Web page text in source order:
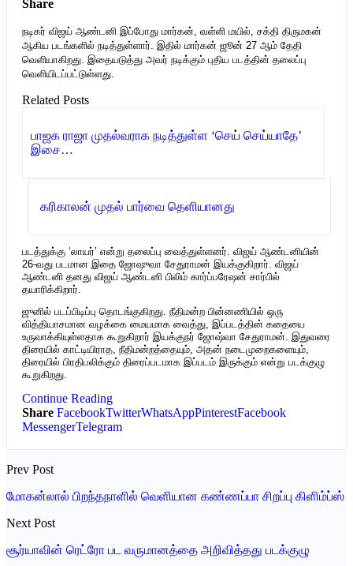
Share
நடிகர் விஜய் ஆண்டனி இப்போது மார்கன், வள்ளி மயில், சக்தி திருமகன்
ஆகிய படங்களில் நடித்துள்ளார். இதில் மார்கன் ஜூன் 27 ஆம் தேதி
வெளியாகிறது. இதையடுத்து அவர் நடிக்கும் புதிய படத்தின் தலைப்பு
வெளியிடப்பட்டுள்ளது.
Related Posts
பாஜக ராஜா முதல்வராக நடித்துள்ள ‘செய் செய்யாதே’
இசை…
‎ கரிகாலன் முதல் பார்வை தெளியானது
படத்துக்கு ‘லாயர்’ என்று தலைப்பு வைத்துள்ளனர். விஜய் ஆண்டனியின்
26-வது படமான இதை ஜோஷுவா சேதுராமன் இயக்குகிறார். விஜய்
ஆண்டனி தனது விஜய் ஆண்டனி பிலிம் கார்ப்பரேஷன் சார்பில்
தயாரிக்கிறார்.
ஜுனில் படப்பிடிப்பு தொடங்குகிறது. நீதிமன்ற பின்னணியில் ஒரு
வித்தியாசமான வழக்கை மையமாக வைத்து, இப்படத்தின் கதையை
உருவாக்கியுள்ளதாக கூறுகிறார் இயக்குநர் ஜோஷ்வா சேதுராமன். இதுவரை
திரையில் காட்டியிராத, நீதிமன்றத்தையும், அதன் நடைமுறைகளையும்,
திரையில் பிரதிபலிக்கும் திரைப்படமாக இப்படம் இருக்கும் என்று படக்குழு
கூறுகிறது.
Continue Reading
Share FacebookTwitterWhatsAppPinterestFacebook
MessengerTelegram
Prev Post
மோகன்லால் பிறந்தநாளில் வெளியான கண்ணப்பா சிறப்பு கிளிம்ப்ஸ்
Next Post
சூர்யாவின் ரெட்ரோ பட வருமானத்தை அறிவித்தது படக்குழு